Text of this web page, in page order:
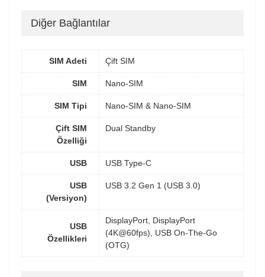
Diğer Bağlantılar
SIM Adeti Çift SIM
SIM Nano-SIM
SIM Tipi Nano-SIM & Nano-SIM
Çift SIM
Özelliği
Dual Standby
USB USB Type-C
USB
(Versiyon)
USB 3.2 Gen 1 (USB 3.0)
USB
Özellikleri
DisplayPort, DisplayPort
(4K@60fps), USB On-The-Go
(OTG)